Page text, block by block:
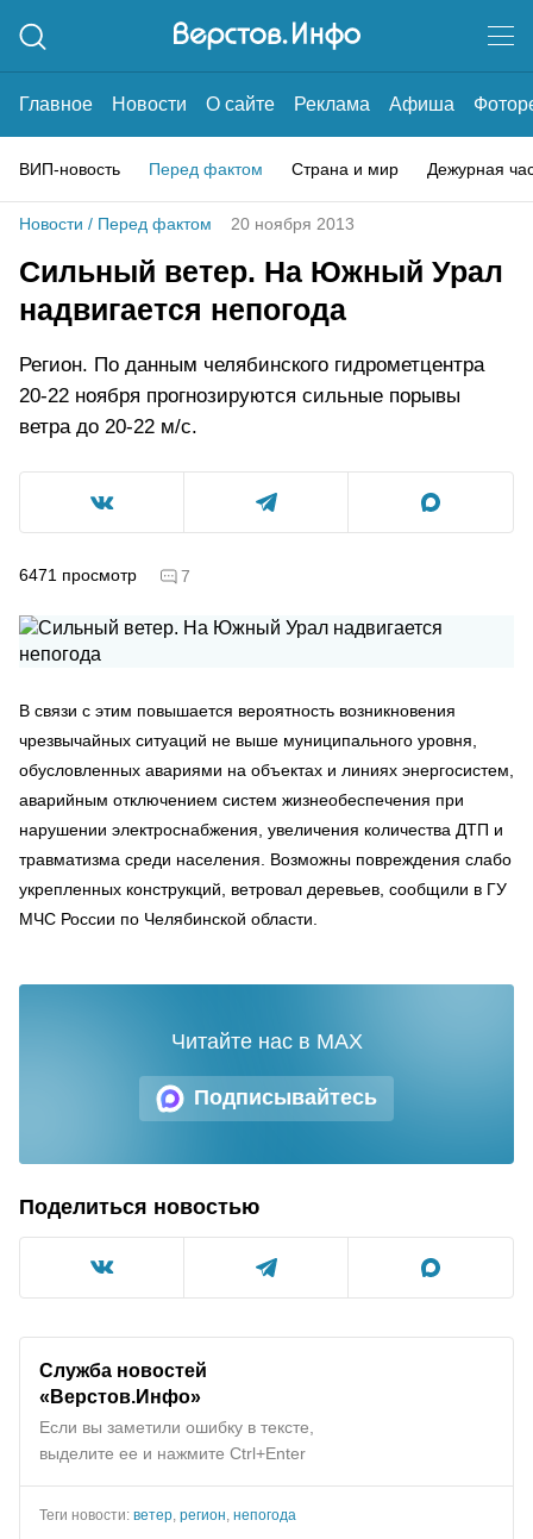
Главное Новости О сайте Реклама Афиша
ВИП-новость Перед фактом Страна и мир Дежурная
Новости / Перед фактом 20 ноября 2013
Сильный ветер. На Южный Урал
надвигается непогода
Регион. По данным челябинского гидрометцентра
20-22 ноября прогнозируются сильные порывы
ветра до 20-22 м/с.
6471 просмотр 7
В связи с этим повышается вероятность возникновения
чрезвычайных ситуаций не выше муниципального уровня,
обусловленных авариями на объектах и линиях энергосистем,
аварийным отключением систем жизнеобеспечения при
нарушении электроснабжения, увеличения количества ДТП и
травматизма среди населения. Возможны повреждения слабо
укрепленных конструкций, ветровал деревьев, сообщили в ГУ
МЧС России по Челябинской области.
Подписывайтесь
Читайте нас в MAX
Поделиться новостью
Служба новостей
«Верстов.Инфо»
Если вы заметили ошибку в тексте,
выделите ее и нажмите Ctrl+Enter
Теги новости: ветер регион непогода